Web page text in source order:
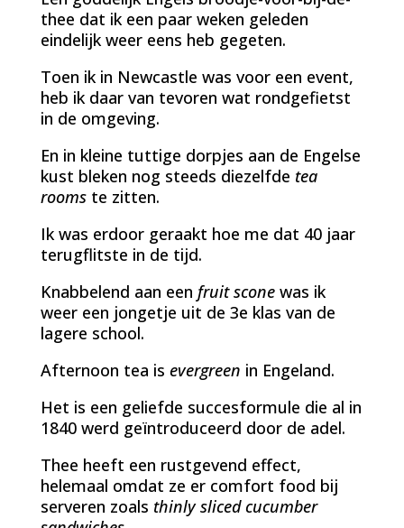
thee dat ik een paar weken geleden
eindelijk weer eens heb gegeten.
Toen ik in Newcastle was voor een event,
heb ik daar van tevoren wat rondgefietst
in de omgeving.
En in kleine tuttige dorpjes aan de Engelse
kust bleken nog steeds diezelfde tea
roomste zitten.
Ik was erdoor geraakt hoe me dat 40 jaar
terugflitste in de tijd.
Knabbelend aan een fruit sconewas ik
weer een jongetje uit de 3e klas van de
lagere school.
Afternoon tea is evergreen in Engeland.
Het is een geliefde succesformule die al in
1840 werd geïntroduceerd door de adel.
Thee heeft een rustgevend effect,
helemaal omdat ze er comfort food bij
serveren zoals thinly sliced cucumber